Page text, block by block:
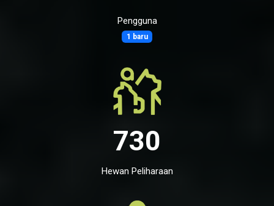
Pengguna
1 baru
730
Hewan Peliharaan